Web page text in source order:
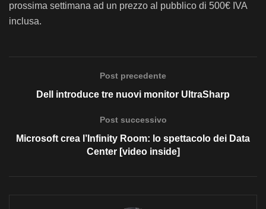
prossima settimana ad un prezzo al pubblico di 500€ IVA
inclusa.
Post precedente
Dell introduce tre nuovi monitor UltraSharp
Post successivo
Microsoft crea l’Infinity Room: lo spettacolo dei Data
Center [video inside]